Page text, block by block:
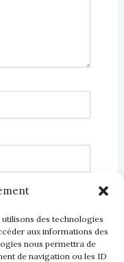
des technologies
aux informations des
nous permettra de
de navigation ou les ID